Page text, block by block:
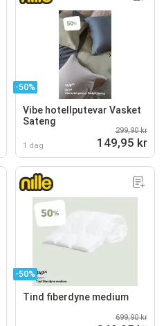
-50%
Vibe hotellputevar Vasket
Sateng
1 dag
299,90 kr
149,95 kr
-50%
Tind fiberdyne medium
699,90 kr